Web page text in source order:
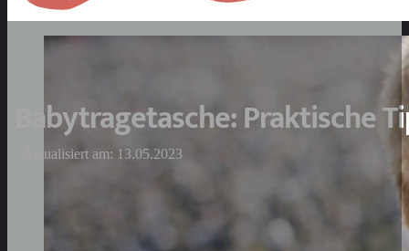
Babytragetasche: Praktische
Aktualisiert am: 13.05.2023